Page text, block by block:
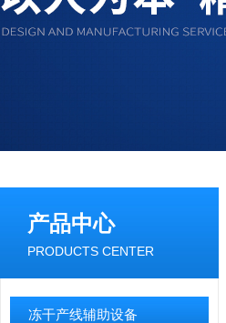
产品中心
PRODUCTS CENTER
冻干产线辅助设备